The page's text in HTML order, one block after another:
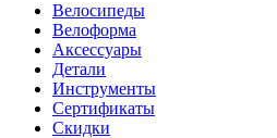
Велосипеды
Велоформа
Аксессуары
Детали
Инструменты
Сертификаты
Скидки